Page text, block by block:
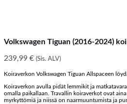
Volkswagen Tiguan (2016-2024)
239,99 € (Sis. ALV)
Koiraverkon Volkswagen Tiguan Allspaceen
Koiraverkon avulla pidät lemmikit ja
omalla paikallaan. Travallin koiraverkot ovat
myrkyttömiä ja niissä on naarmuuntumista ja